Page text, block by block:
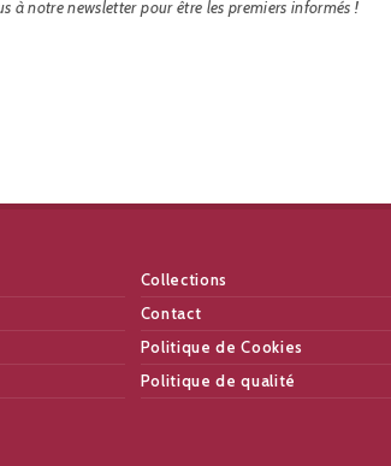
à notre newsletter pour être les premiers informés !
Collections
Contact
Politique de Cookies
Politique de qualité